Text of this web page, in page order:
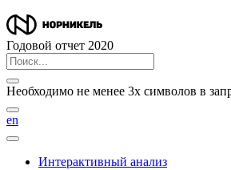
Годовой отчет 2020
Необходимо не менее 3х символов в
en
Интерактивный анализ